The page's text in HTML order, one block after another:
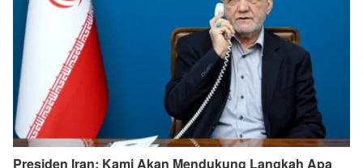
Presiden Iran: Kami Akan Mendukung Langkah Apa